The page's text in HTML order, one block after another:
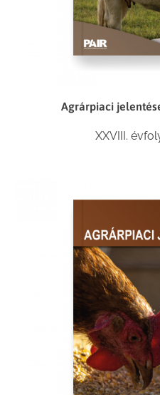
Agrárpiaci
XXVIII.